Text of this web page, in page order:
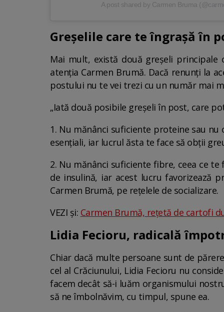
A post shared by Carmen Bruma
Greșelile care te îngrașă în
Mai mult, există două greșeli
atenția Carmen Brumă. Dacă renunți la
postului nu te vei trezi cu un număr mai
„Iată două posibile greșeli în post, care
1. Nu mănânci suficiente proteine sau
esențiali, iar lucrul ăsta te face să obții
2. Nu mănânci suficiente fibre, ceea ce
de insulină, iar acest lucru favorizează
Carmen Brumă, pe rețelele de socializare.
VEZI și: Carmen Brumă, rețetă de cartofi
Lidia Fecioru, radicală
Chiar dacă multe persoane sunt de
cel al Crăciunului, Lidia Fecioru nu
facem decât să-i luăm organismului
să ne îmbolnăvim, cu timpul, spune ea.